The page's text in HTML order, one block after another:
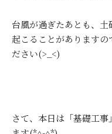
台風が過ぎたあとも、
起こることがありますの
ださい(>_<)
さて、本日は「基礎工